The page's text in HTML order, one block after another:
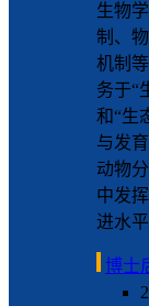
生物
制、
机制
务于“
和“生
与发
动物
中发
进水平
博士